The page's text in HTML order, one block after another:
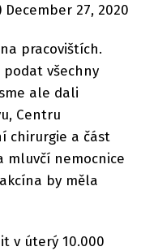
December 27, 2020
pracovištích.
podat všechny
ale dali
Centru
chirurgie a část
mluvčí nemocnice
by měla
v úterý 10.000